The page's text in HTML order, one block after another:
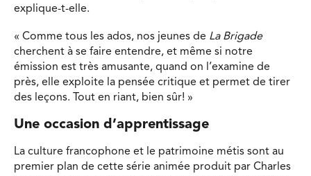
explique-t-elle.
« Comme tous les ados, nos jeunes de La Brigade
cherchent à se faire entendre, et même si notre
émission est très amusante, quand on l’examine de
près, elle exploite la pensée critique et permet de tirer
des leçons. Tout en riant, bien sûr! »
Une occasion d’apprentissage
La culture francophone et le patrimoine métis sont au
premier plan de cette série animée produit par Charles